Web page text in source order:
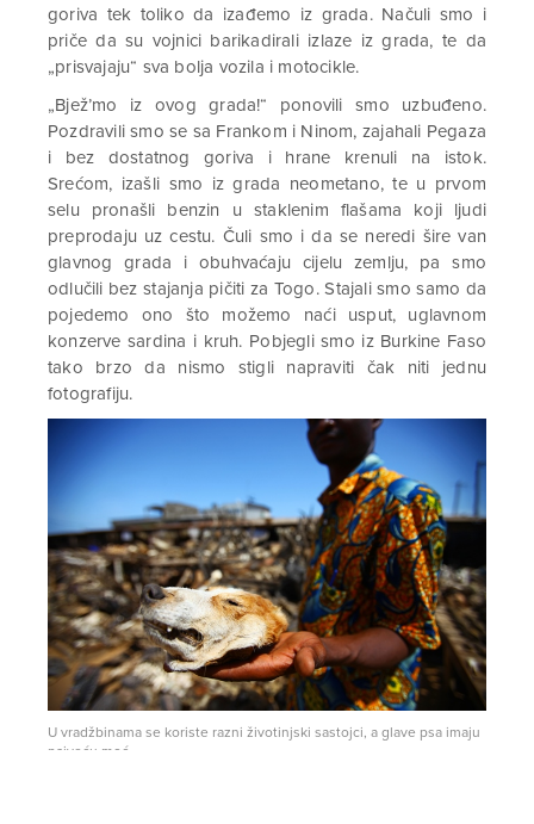
goriva tek toliko da izađemo iz grada. Načuli smo i
priče da su vojnici barikadirali izlaze iz grada, te da
„prisvajaju“ sva bolja vozila i motocikle.
„Bjež’mo iz ovog grada!“ ponovili smo uzbuđeno.
Pozdravili smo se sa Frankom i Ninom, zajahali Pegaza
i bez dostatnog goriva i hrane krenuli na istok.
Srećom, izašli smo iz grada neometano, te u prvom
selu pronašli benzin u staklenim flašama koji ljudi
preprodaju uz cestu. Čuli smo i da se neredi šire van
glavnog grada i obuhvaćaju cijelu zemlju, pa smo
odlučili bez stajanja pičiti za Togo. Stajali smo samo da
pojedemo ono što možemo naći usput, uglavnom
konzerve sardina i kruh. Pobjegli smo iz Burkine Faso
tako brzo da nismo stigli napraviti čak niti jednu
fotografiju.
U vradžbinama se koriste razni životinjski sastojci, a glave psa imaju
najveću moć